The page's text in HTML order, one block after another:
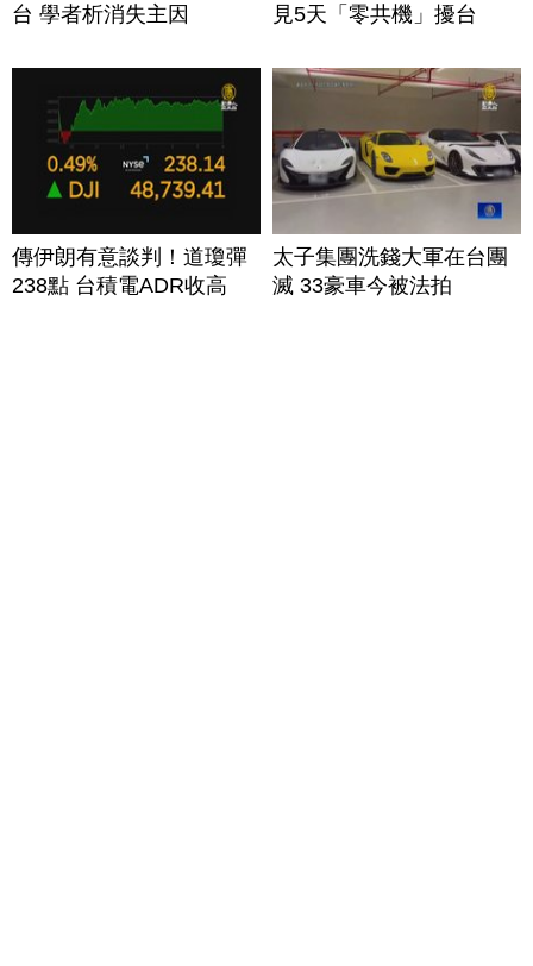
台 學者析消失主因
見5天「零共機」擾台
傳伊朗有意談判！道瓊彈
238點 台積電ADR收高
太子集團洗錢大軍在台團
滅 33豪車今被法拍